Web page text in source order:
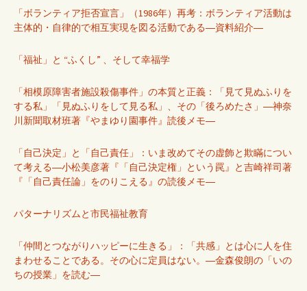
「ボランティア拒否宣言」（1986年）再考：ボランティア活動は
主体的・自律的で相互実現を図る活動である―資料紹介―
「福祉」と “ふくし” 、そして幸福学
「相模原障害者施設殺傷事件」の本質と正義：「見て見ぬふりを
する私」「見ぬふりをして見る私」、その「後ろめたさ」―神奈
川新聞取材班著『やまゆり園事件』読後メモ―
「自己決定」と「自己責任」：いま改めてその虚飾と欺瞞につい
て考える―小松美彦著『「自己決定権」という罠』と吉崎祥司著
『「自己責任論」をのりこえる』の読後メモ―
パターナリズムと市民福祉教育
「仲間とつながりハッピーに生きる」：「共感」とは心に人を住
まわせることである。その心に定員はない。―金森俊朗の「いの
ちの授業」を読む―